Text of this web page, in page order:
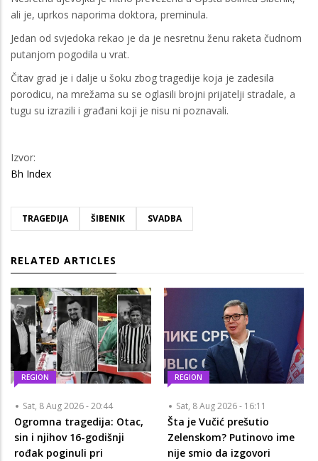
ali je, uprkos naporima doktora, preminula.
Jedan od svjedoka rekao je da je nesretnu ženu raketa čudnom
putanjom pogodila u vrat.
Čitav grad je i dalje u šoku zbog tragedije koja je zadesila
porodicu, na mrežama su se oglasili brojni prijatelji stradale, a
tugu su izrazili i građani koji je nisu ni poznavali.
Izvor:
Bh Index
TRAGEDIJA ŠIBENIK SVADBA
RELATED ARTICLES
REGION
Sat, 8 Aug 2026 - 20:44
Ogromna tragedija: Otac,
sin i njihov 16-godišnji
rođak poginuli pri
REGION
Sat, 8 Aug 2026 - 16:11
Šta je Vučić prešutio
Zelenskom? Putinovo ime
nije smio da izgovori